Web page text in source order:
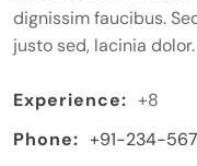
dignissim faucibus.
justo sed, lacinia dolor.
Experience: +8
Phone: +91-234-